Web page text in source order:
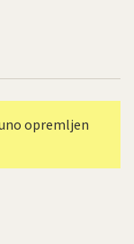
opremljen